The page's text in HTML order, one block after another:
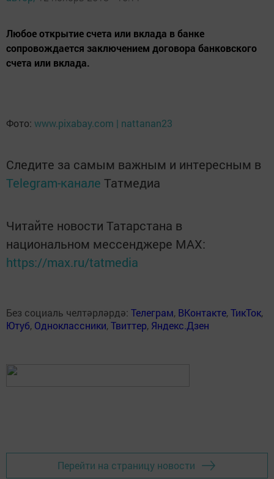
Любое открытие счета или вклада в банке
сопровождается заключением договора банковского
счета или вклада.
Фото: www.pixabay.com | nattanan23
Следите за самым важным и интересным в
Telegram-канале Татмедиа
Читайте новости Татарстана в
национальном мессенджере MАХ:
https://max.ru/tatmedia
Без социаль челтәрләрдә: Телеграм, ВКонтакте,ТикТок,
Ютуб, Одноклассники,Твиттер, Яндекс.Дзен
Перейти на страницу новости